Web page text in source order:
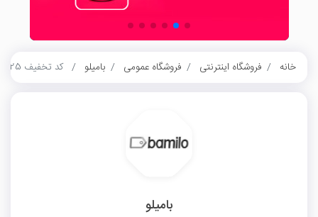
خانه فروشگاه اینترنتی فروشگاه عمومی بامیلو کد تخفیف 25 هزار تومانی بامیلو
بامیلو